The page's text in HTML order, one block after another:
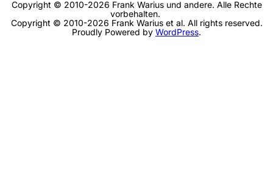
Copyright © 2010-2026 Frank Warius und andere. Alle Rechte
vorbehalten.
Copyright © 2010-2026 Frank Warius et al. All rights reserved.
Proudly Powered by WordPress.